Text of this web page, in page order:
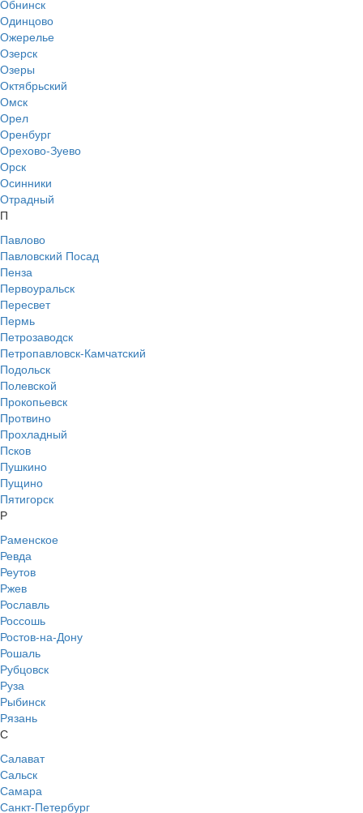
Обнинск
Одинцово
Ожерелье
Озерск
Озеры
Октябрьский
Омск
Орел
Оренбург
Орехово-Зуево
Орск
Осинники
Отрадный
П
Павлово
Павловский Посад
Пенза
Первоуральск
Пересвет
Пермь
Петрозаводск
Петропавловск-Камчатский
Подольск
Полевской
Прокопьевск
Протвино
Прохладный
Псков
Пушкино
Пущино
Пятигорск
Р
Раменское
Ревда
Реутов
Ржев
Рославль
Россошь
Ростов-на-Дону
Рошаль
Рубцовск
Руза
Рыбинск
Рязань
С
Салават
Сальск
Самара
Санкт-Петербург